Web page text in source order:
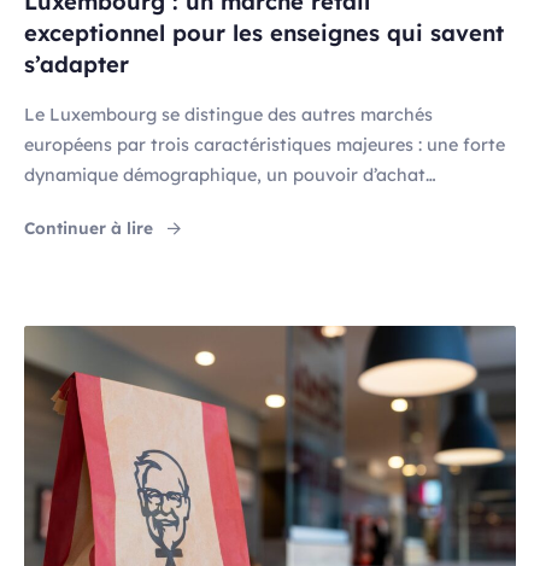
exceptionnel pour les enseignes qui savent
s’adapter
Le Luxembourg se distingue des autres marchés
européens par trois caractéristiques majeures : une forte
dynamique démographique, un pouvoir d’achat
spécificités créent de vraies opportunités de croissance
cosmopolite au pouvoir d’achat élevé Le […]
Continuer à lire "Luxembourg : un marché retail